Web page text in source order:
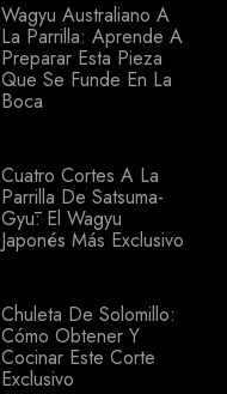
Wagyu Australiano A
La Parrilla: Aprende A
Preparar Esta Pieza
Que Se Funde En La
Boca
Cuatro Cortes A La
Parrilla De Satsuma-
Gyū: El Wagyu
Japonés Más Exclusivo
Chuleta De Solomillo:
Cómo Obtener Y
Cocinar Este Corte
Exclusivo